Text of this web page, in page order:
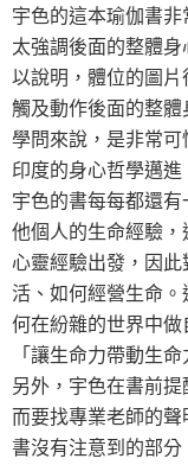
宇色的這本瑜伽書
太強調後面的整體
以說明，體位的圖
觸及動作後面的整
學問來說，是非常
印度的身心哲學邁
宇色的書每每都還
他個人的生命經驗
心靈經驗出發，因
活、如何經營生命
何在紛雜的世界中
「讓生命力帶動生命
另外，宇色在書前
而要找專業老師的
書沒有注意到的部分